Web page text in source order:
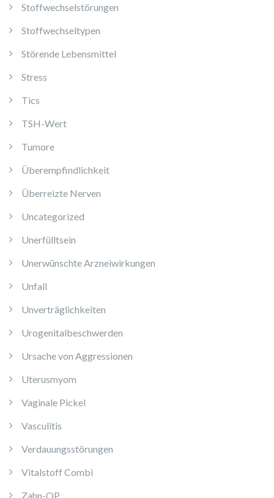
Stoffwechselstörungen
Stoffwechseltypen
Störende Lebensmittel
Stress
Tics
TSH-Wert
Tumore
Überempfindlichkeit
Überreizte Nerven
Uncategorized
Unerfülltsein
Unerwünschte Arzneiwirkungen
Unfall
Unverträglichkeiten
Urogenitalbeschwerden
Ursache von Aggressionen
Uterusmyom
Vaginale Pickel
Vasculitis
Verdauungsstörungen
Vitalstoff Combi
Zahn-OP